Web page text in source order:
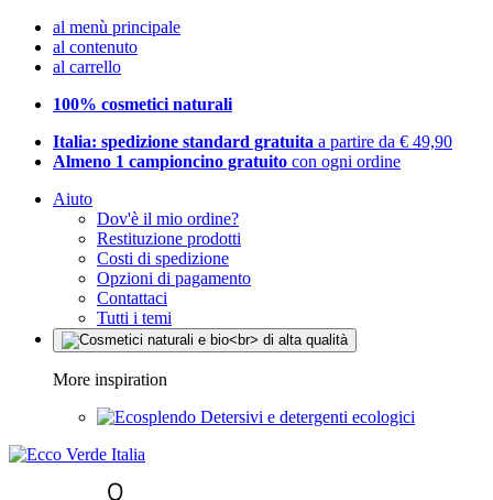
al menù principale
al contenuto
al carrello
100% cosmetici naturali
Italia: spedizione standard gratuita a partire da € 49,90
Almeno 1 campioncino gratuito con ogni ordine
Aiuto
Dov'è il mio ordine?
Restituzione prodotti
Costi di spedizione
Opzioni di pagamento
Contattaci
Tutti i temi
More inspiration
Detersivi e detergenti ecologici